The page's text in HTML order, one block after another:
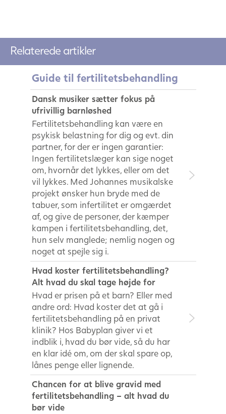
Relaterede artikler
Guide til fertilitetsbehandling
Dansk musiker sætter fokus på
ufrivillig barnløshed
Fertilitetsbehandling kan være en
psykisk belastning for dig og evt. din
partner, for der er ingen garantier:
Ingen fertilitetslæger kan sige noget
om, hvornår det lykkes, eller om det
vil lykkes. Med Johannes musikalske
projekt ønsker hun bryde med de
tabuer, som infertilitet er omgærdet
af, og give de personer, der kæmper
kampen i fertilitetsbehandling, det,
hun selv manglede; nemlig nogen og
noget at spejle sig i.
Hvad koster fertilitetsbehandling?
Alt hvad du skal tage højde for
Hvad er prisen på et barn? Eller med
andre ord: Hvad koster det at gå i
fertilitetsbehandling på en privat
klinik? Hos Babyplan giver vi et
indblik i, hvad du bør vide, så du har
en klar idé om, om der skal spare op,
lånes penge eller lignende.
Chancen for at blive gravid med
fertilitetsbehandling – alt hvad du
bør vide